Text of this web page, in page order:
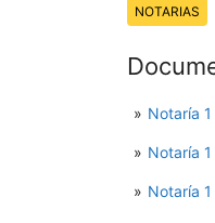
Temas:
NOTARIAS
Notaría 1
Notaría
Notaría 1